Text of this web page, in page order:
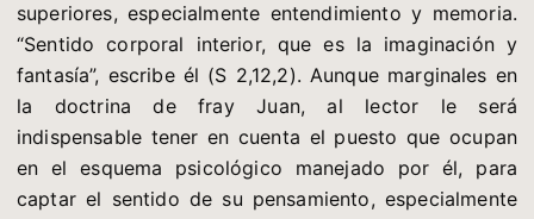
superiores, especialmente entendimiento y memoria.
“Sentido corporal interior, que es la imaginación y
fantasía”, escribe él (S 2,12,2). Aunque marginales en
la doctrina de fray Juan, al lector le será
indispensable tener en cuenta el puesto que ocupan
en el esquema psicológico manejado por él, para
captar el sentido de su pensamiento, especialmente